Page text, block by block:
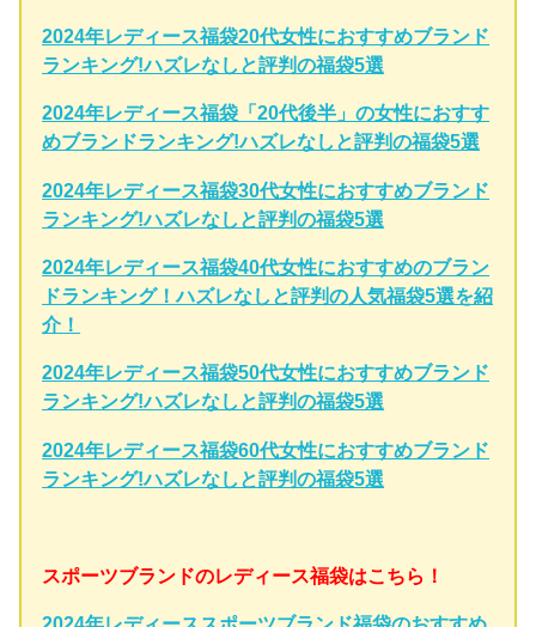
2024年レディース福袋20代女性におすすめブランド
ランキング!ハズレなしと評判の福袋5選
2024年レディース福袋「20代後半」の女性におすす
めブランドランキング!ハズレなしと評判の福袋5選
2024年レディース福袋30代女性におすすめブランド
ランキング!ハズレなしと評判の福袋5選
2024年レディース福袋40代女性におすすめのブラン
ドランキング！ハズレなしと評判の人気福袋5選を紹
介！
2024年レディース福袋50代女性におすすめブランド
ランキング!ハズレなしと評判の福袋5選
2024年レディース福袋60代女性におすすめブランド
ランキング!ハズレなしと評判の福袋5選
スポーツブランドのレディース福袋はこちら！